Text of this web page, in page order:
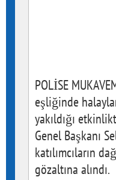
POLİSE
eşliğinde
yakıldığı
Genel Başkanı
katılımcıların
gözaltına alındı.